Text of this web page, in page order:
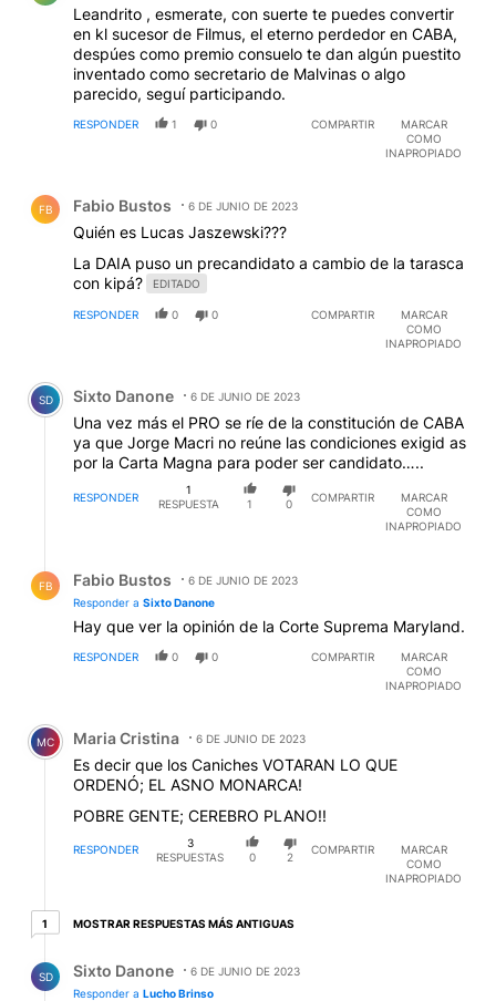
Leandrito , esmerate, con suerte te puedes convertir
en kl sucesor de Filmus, el eterno perdedor en CABA,
despúes como premio consuelo te dan algún puestito
inventado como secretario de Malvinas o algo
parecido, seguí participando.
RESPONDER 1 0 COMPARTIR
MARCAR
COMO
INAPROPIADO
FB Fabio Bustos 6 DE JUNIO DE 2023
Quién es Lucas Jaszewski???
La DAIA puso un precandidato a cambio de la tarasca
con kipá?
EDITADO
RESPONDER 0 0 COMPARTIR
MARCAR
COMO
INAPROPIADO
Comentario de Sixto Danone.
SD Sixto Danone 6 DE JUNIO DE 2023
Una vez más el PRO se ríe de la constitución de CABA
ya que Jorge Macri no reúne las condiciones exigid as
por la Carta Magna para poder ser candidato…..
RESPONDER
1
RESPUESTA
1 0
COMPARTIR
MARCAR
COMO
INAPROPIADO
FB Fabio Bustos
6 DE JUNIO DE 2023
Responder a Sixto Danone
Hay que ver la opinión de la Corte Suprema Maryland.
RESPONDER 0 0 COMPARTIR
MARCAR
COMO
INAPROPIADO
Comentario de Maria Cristina.
MC Maria Cristina 6 DE JUNIO DE 2023
Es decir que los Caniches VOTARAN LO QUE
ORDENÓ; EL ASNO MONARCA!
POBRE GENTE; CEREBRO PLANO!!
RESPONDER
3
RESPUESTAS
0 2
COMPARTIR
MARCAR
COMO
INAPROPIADO
11 respuesta más antiguas
MOSTRAR RESPUESTAS MÁS ANTIGUAS
SD Sixto Danone
6 DE JUNIO DE 2023
Responder a Lucho Brinso